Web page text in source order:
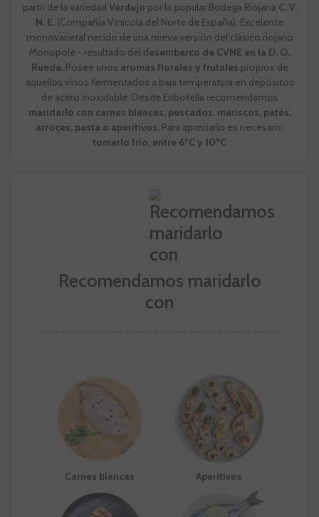
partir de la variedad Verdejo por la popular Bodega Riojana C. V.
N. E. (Compañía Vinícola del Norte de España). Excelente
monovarietal nacido de una nueva versión del clásico riojano
Monopole - resultado del desembarco de CVNE en la D. O.
Rueda.Posee unos aromas florales y frutales propios de
aquellos vinos fermentados a baja temperatura en depósitos
de acero inoxidable. Desde Enbotella recomendamos
maridarlo con carnes blancas, pescados, mariscos, patés,
arroces, pasta o aperitivos. Para apreciarlo es necesario
tomarlo frío, entre 6ºC y 10ºC
Recomendamos maridarlo
con
Carnes blancas Aperitivos